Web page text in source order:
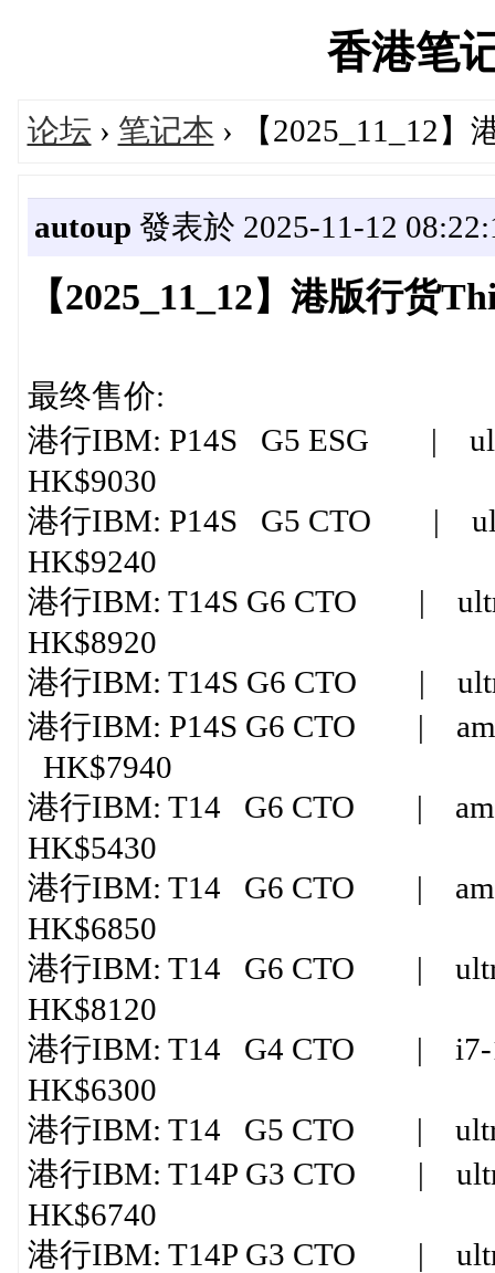
香港笔
论坛 › 笔记本 › 【2025_11_12
autoup 發表於 2025-11-12
【2025_11_12】港版行货
最终售价:
港行IBM: P14S G5 ESG |
HK$9030
港行IBM: P14S G5 CTO |
HK$9240
港行IBM: T14S G6 CTO |
HK$8920
港行IBM: T14S G6 CTO |
港行IBM: P14S G6 CTO |
HK$7940
港行IBM: T14 G6 CTO |
HK$5430
港行IBM: T14 G6 CTO |
HK$6850
港行IBM: T14 G6 CTO |
HK$8120
港行IBM: T14 G4 CTO | i7-
HK$6300
港行IBM: T14 G5 CTO |
港行IBM: T14P G3 CTO |
HK$6740
港行IBM: T14P G3 CTO |